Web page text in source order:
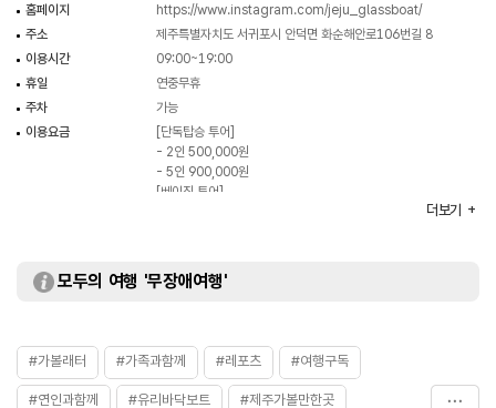
홈페이지
https://www.instagram.com/jeju_glassboat/
주소
제주특별자치도 서귀포시 안덕면 화순해안로106번길 8
이용시간
09:00~19:00
휴일
연중무휴
주차
가능
이용요금
[단독탑승 투어]
- 2인 500,000원
- 5인 900,000원
[베이직 투어]
- 성인 55,000원
- 아동 45,000원
화장실
있음
더보기
모두의 여행 '무장애여행'
#가볼래터 #가족과함께 #레포츠 #여행구독
#연인과함께 #유리바닥보트 #제주가볼만한곳